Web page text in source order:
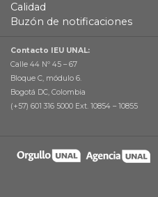
Calidad
Buzón de notificaciones
Contacto IEU UNAL:
Calle 44 Nº 45 – 67
Bloque C, módulo 6.
Bogotá DC, Colombia
(+57) 601 316 5000 Ext. 10854 – 10855